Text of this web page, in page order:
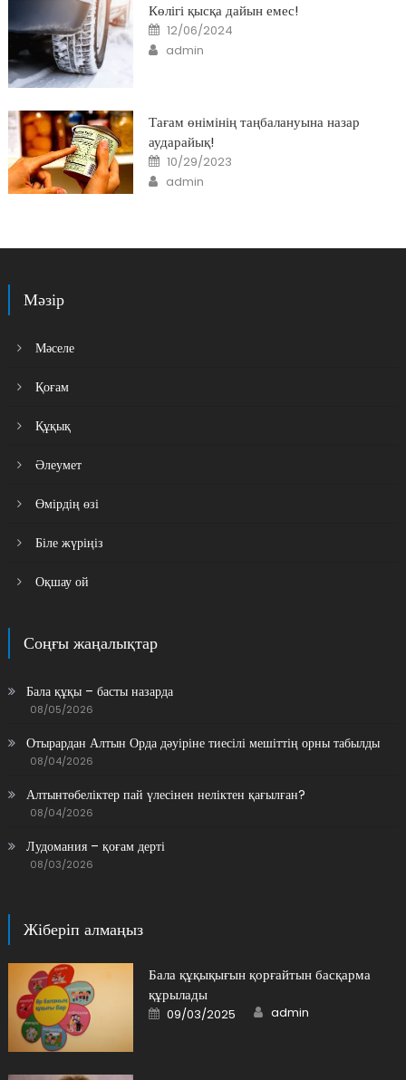
Көлігі қысқа дайын емес!
Posted
on
12/06/2024
Author
admin
Тағам өнімінің таңбалануына назар
аударайық!
Posted
on
10/29/2023
Author
admin
Мәзір
Мәселе
Қоғам
Құқық
Әлеумет
Өмірдің өзі
Біле жүріңіз
Оқшау ой
Соңғы жаңалықтар
Бала құқы – басты назарда
08/05/2026
Отырардан Алтын Орда дәуіріне тиесілі мешіттің орны табылды
08/04/2026
Алтынтөбеліктер пай үлесінен неліктен қағылған?
08/04/2026
Лудомания – қоғам дерті
08/03/2026
Жіберіп алмаңыз
Бала құқықығын қорғайтын басқарма
құрылады
Posted
on
09/03/2025 Author
admin